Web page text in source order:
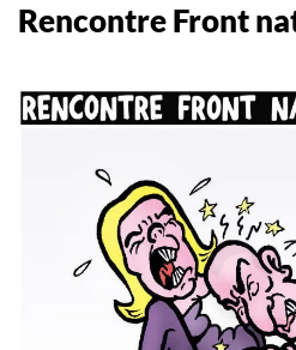
Rencontre Front